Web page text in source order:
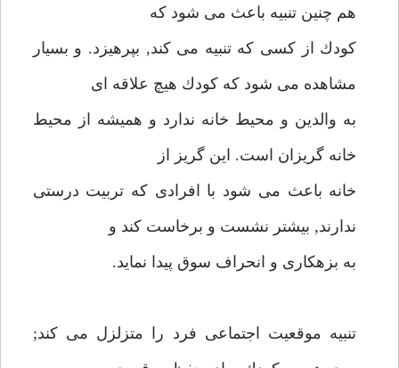
هم چنين تنبيه باعث مى شود كه
كودك از كسى كه تنبيه مى كند, بپرهيزد. و بسيار
مشاهده مى شود كه كودك هيچ علاقه اى
به والدين و محيط خانه ندارد و هميشه از محيط
خانه گريزان است. اين گريز از
خانه باعث مى شود با افرادى كه تربيت درستى
ندارند, بيشتر نشست و برخاست كند و
به بزهكارى و انحراف سوق پيدا نمايد.
تنبيه موقعيت اجتماعى فرد را متزلزل مى كند;